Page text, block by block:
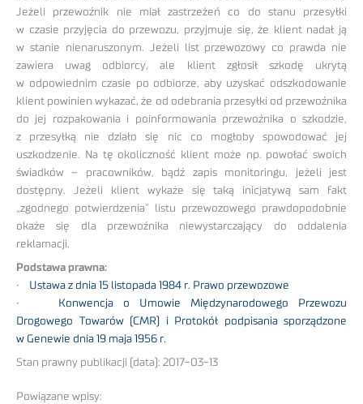
Jeżeli przewoźnik nie miał zastrzeżeń co do stanu przesyłki
w czasie przyjęcia do przewozu, przyjmuje się, że klient nadał ją
w stanie nienaruszonym. Jeżeli list przewozowy co prawda nie
zawiera uwag odbiorcy, ale klient zgłosił szkodę ukrytą
w odpowiednim czasie po odbiorze, aby uzyskać odszkodowanie
klient powinien wykazać, że od odebrania przesyłki od przewoźnika
do jej rozpakowania i poinformowania przewoźnika o szkodzie,
z przesyłką nie działo się nic co mogłoby spowodować jej
uszkodzenie. Na tę okoliczność klient może np. powołać swoich
świadków – pracowników, bądź zapis monitoringu, jeżeli jest
dostępny. Jeżeli klient wykaże się taką inicjatywą sam fakt
„zgodnego potwierdzenia” listu przewozowego prawdopodobnie
okaże się dla przewoźnika niewystarczający do oddalenia
reklamacji.
Podstawa prawna:
• Ustawa z dnia 15 listopada 1984 r. Prawo przewozowe
•
Konwencja o Umowie Międzynarodowego Przewozu
Drogowego Towarów (CMR) i Protokół podpisania sporządzone
w Genewie dnia 19 maja 1956 r.
Stan prawny publikacji (data): 2017-03-13
Powiązane wpisy: